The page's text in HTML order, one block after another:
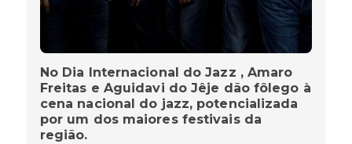
No Dia Internacional do Jazz , Amaro
Freitas e Aguidavi do Jêje dão fôlego à
cena nacional do jazz, potencializada
por um dos maiores festivais da
região.